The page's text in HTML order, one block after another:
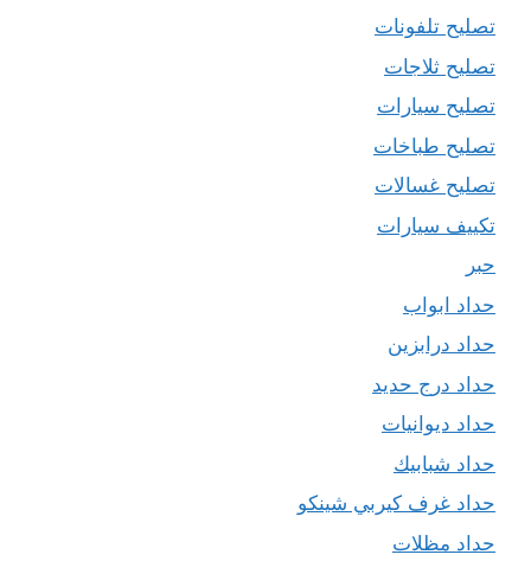
تصليح تلفونات
تصليح ثلاجات
تصليح سيارات
تصليح طباخات
تصليح غسالات
تكييف سيارات
حبر
حداد ابواب
حداد درابزين
حداد درج حديد
حداد ديوانيات
حداد شبابيك
حداد غرف كيربي شينكو
حداد مظلات